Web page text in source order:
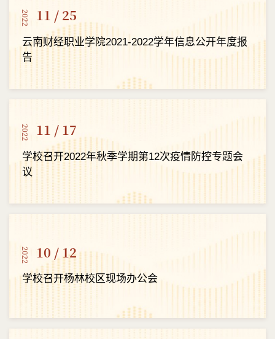
2022 11 / 25
云南财经职业学院2021-2022学年信息公开年度报
告
2022 11 / 17
学校召开2022年秋季学期第12次疫情防控专题会
议
2022 10 / 12
学校召开杨林校区现场办公会